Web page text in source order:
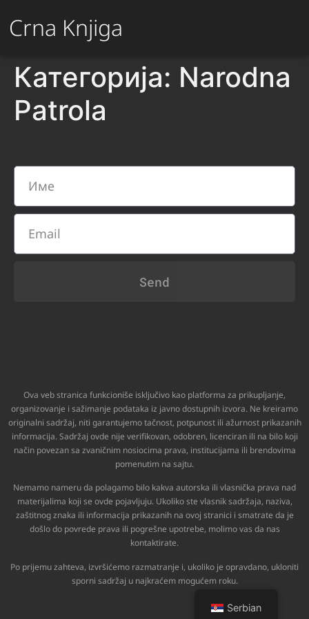
Crna Knjiga
Категорија: Narodna
Patrola
Send
Ova veb stranica funkcioniše isključivo kao platforma za prikupljanje,
organizovanje i sažimanje podataka iz javno dostupnih izvora. Ne kreiramo
originalni sadržaj, niti garantujemo tačnost, potpunost ili ažurnost prikazanih
informacija. Sadržaj ovde nije verifikovan, odobren, licenciran ili na bilo koji
način povezan sa zvaničnim nosiocima prava, institucijama ili brendovima
pomenutim na sajtu.
Nemamo nameru da polagamo bilo kakva autorska ili vlasnička prava nad
materijalima koji se ovde pojavljuju. Ukoliko ste vlasnik sadržaja, naziva,
zaštitnog znaka ili informacija prikazanih na ovoj stranici i smatrate da je
došlo do povrede prava ili pogrešne upotrebe, molimo vas da nas
kontaktirate.
Po prijemu zahteva, izvršićemo razmatranje i, ukoliko je opravdano, ukloniti
sporni sadržaj u najkraćem mogućem roku.
Serbian